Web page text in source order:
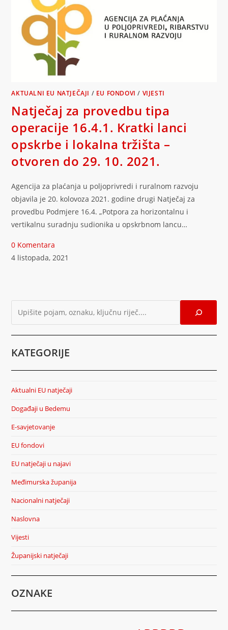
AKTUALNI EU NATJEČAJI / EU FONDOVI / VIJESTI
Natječaj za provedbu tipa
operacije 16.4.1. Kratki lanci
opskrbe i lokalna tržišta –
otvoren do 29. 10. 2021.
Agencija za plaćanja u poljoprivredi i ruralnom razvoju
objavila je 20. kolovoza 2021. godine drugi Natječaj za
provedbu Podmjere 16.4. „Potpora za horizontalnu i
vertikalnu suradnju sudionika u opskrbnom lancu…
0 Komentara
4 listopada, 2021
KATEGORIJE
Aktualni EU natječaji
Događaji u Bedemu
E-savjetovanje
EU fondovi
EU natječaji u najavi
Međimurska županija
Nacionalni natječaji
Naslovna
Vijesti
Županijski natječaji
OZNAKE